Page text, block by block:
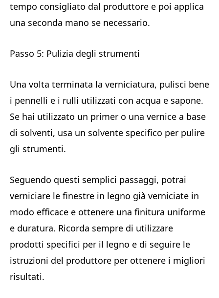
tempo consigliato dal produttore e poi applica
una seconda mano se necessario.
Passo 5: Pulizia degli strumenti
Una volta terminata la verniciatura, pulisci bene
i pennelli e i rulli utilizzati con acqua e sapone.
Se hai utilizzato un primer o una vernice a base
di solventi, usa un solvente specifico per pulire
gli strumenti.
Seguendo questi semplici passaggi, potrai
verniciare le finestre in legno già verniciate in
modo efficace e ottenere una finitura uniforme
e duratura. Ricorda sempre di utilizzare
prodotti specifici per il legno e di seguire le
istruzioni del produttore per ottenere i migliori
risultati.